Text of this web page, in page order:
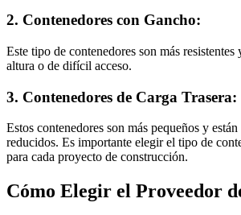
2. Contenedores con Gancho:
Este tipo de contenedores son más
altura o de difícil acceso.
3. Contenedores de Carga Trasera:
Estos contenedores son más pequeños y
reducidos. Es importante elegir el tipo de
para cada proyecto de construcción.
Cómo Elegir el Proveedor